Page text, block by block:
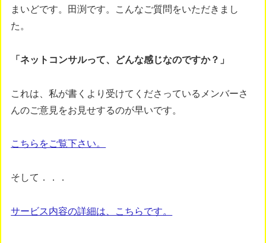
まいどです。田渕です。こんなご質問をいただきまし
た。
「ネットコンサルって、どんな感じなのですか？」
これは、私が書くより受けてくださっているメンバーさ
んのご意見をお見せするのが早いです。
こちらをご覧下さい。
そして．．．
サービス内容の詳細は、こちらです。